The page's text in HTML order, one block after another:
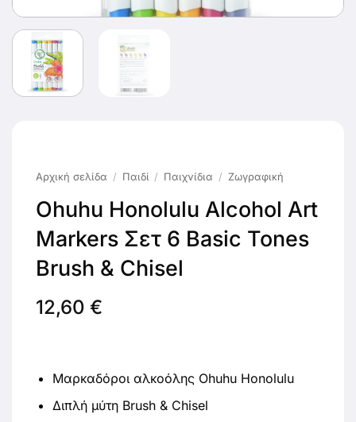
Αρχική σελίδα / Παιδί / Παιχνίδια / Ζωγραφική
Ohuhu Honolulu Alcohol Art
Markers Σετ 6 Basic Tones
Brush & Chisel
12,60 €
Μαρκαδόροι αλκοόλης Ohuhu Honolulu
Διπλή μύτη Brush & Chisel